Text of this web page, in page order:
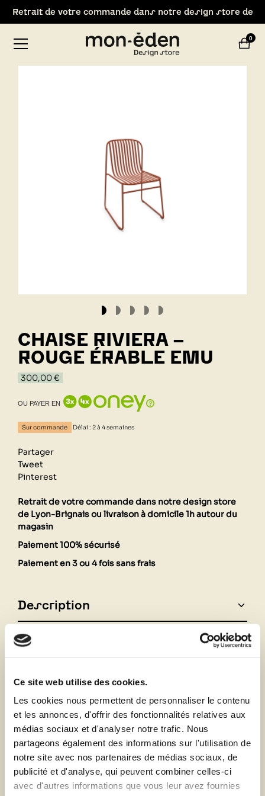
Ce site web utilise des cookies.
Les cookies nous permettent de personnaliser le contenu
et les annonces, d'offrir des fonctionnalités relatives aux
médias sociaux et d'analyser notre trafic. Nous
partageons également des informations sur l'utilisation de
notre site avec nos partenaires de médias sociaux, de
publicité et d'analyse, qui peuvent combiner celles-ci
avec d'autres informations que vous leur avez fournies
CHAISE RIVIERA -
ROUGE ÉRABLE EMU
300,00 €
OU PAYER EN
Sur commande Délai : 2 à 4 semaines
Partager
Tweet
Pinterest
Retrait de votre commande dans notre design store
de Lyon-Brignais ou livraison à domicile 1h autour du
magasin
Paiement 100% sécurisé
Paiement en 3 ou 4 fois sans frais
Description
Fiche technique
Vous aimerez aussi
Retrait de votre commande dans notre design store de
Lyon-Brignais 0